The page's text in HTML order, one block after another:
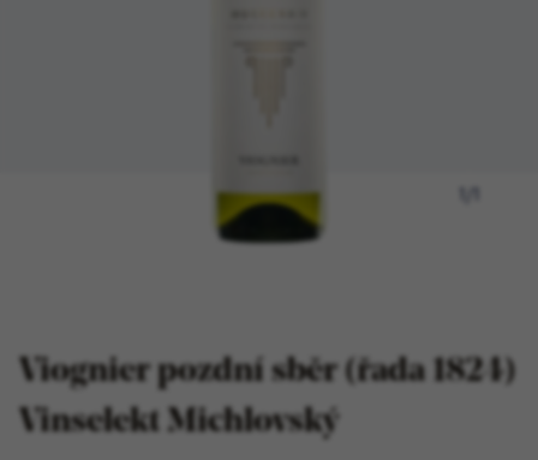
Viognier pozdní sběr (řada 1824)
Vinselekt Michlovský